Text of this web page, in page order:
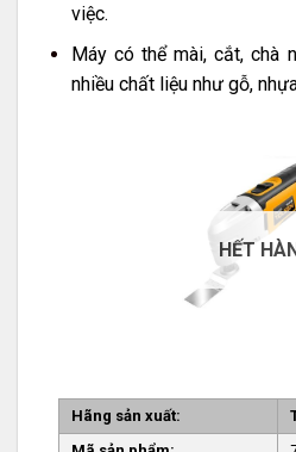
việc.
Máy có thể mài, cắt, chà
nhiều chất liệu như gỗ,
HẾT
Hãng sản xuất: